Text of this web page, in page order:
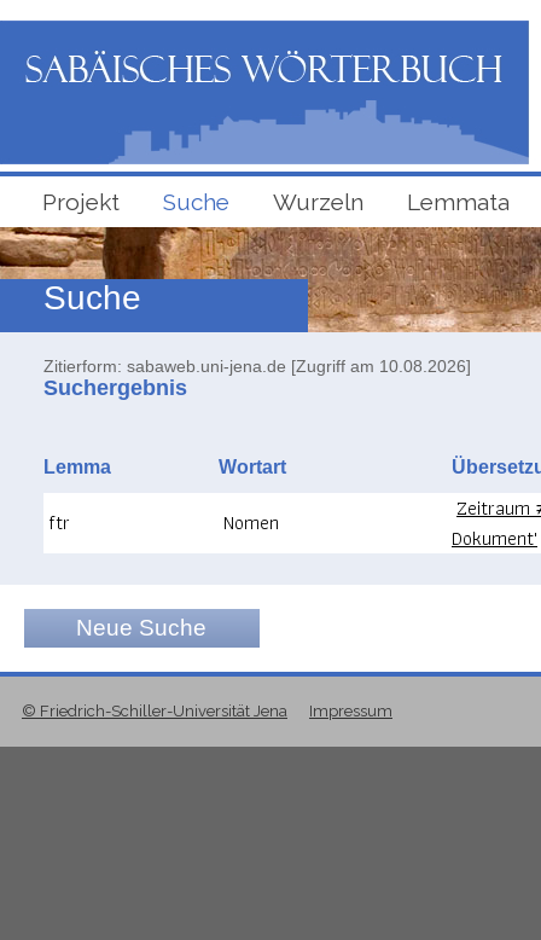
Projekt Suche Wurzeln Lemmata
Suche
Zitierform: sabaweb.uni-jena.de [Zugriff am 10.08.2026]
Suchergebnis
Lemma Wortart
ftr Nomen
Zeitraum
Dokument'
Neue Suche
© Friedrich-Schiller-Universität Jena Impressum